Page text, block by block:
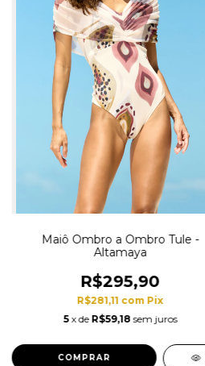
Maiô Ombro a Ombro Tule -
Altamaya
R$295,90
R$281,11 com Pix
5 x de R$59,18 sem juros
COMPRAR